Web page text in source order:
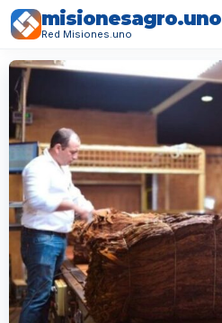
misionesagro.uno
Red Misiones.uno